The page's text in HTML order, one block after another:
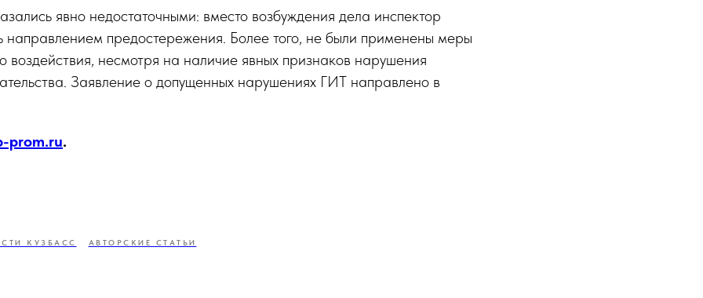
явно недостаточными: вместо возбуждения дела инспектор
направлением предостережения. Более того, не были применены меры
воздействия, несмотря на наличие явных признаков нарушения
Заявление о допущенных нарушениях ГИТ направлено в
prom.ru.
КУЗБАСС АВТОРСКИЕ СТАТЬИ